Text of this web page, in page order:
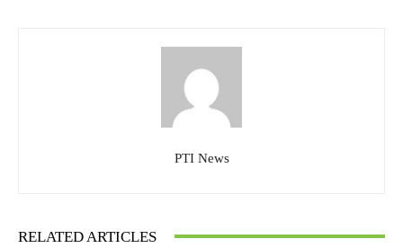
PTI News
RELATED ARTICLES